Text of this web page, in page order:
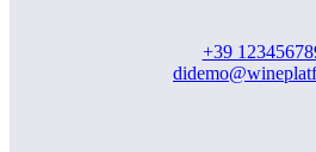
+39